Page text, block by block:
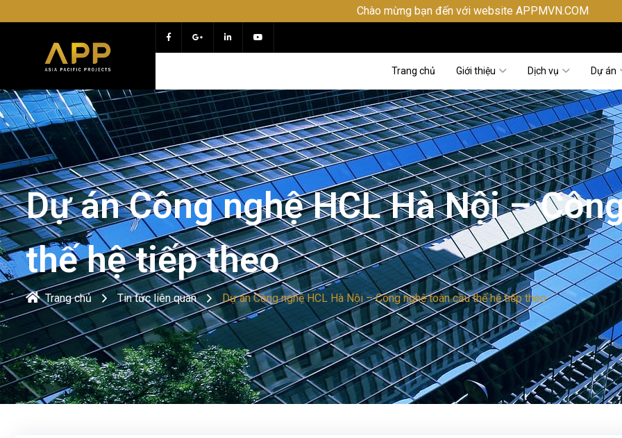
Chào mừng bạn đến với website APPMVN.COM
Trang chủ Giới thiệu Dịch vụ Dự án
Dự án Công nghệ HCL Hà Nội –
thế hệ tiếp theo
Trang chủ Tin tức liên quan Dự án Công nghệ HCL Hà Nội – Công nghệ toàn cầu thế hệ tiếp theo